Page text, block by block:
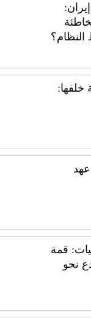
خلفها:
عهد
قمة
نحو